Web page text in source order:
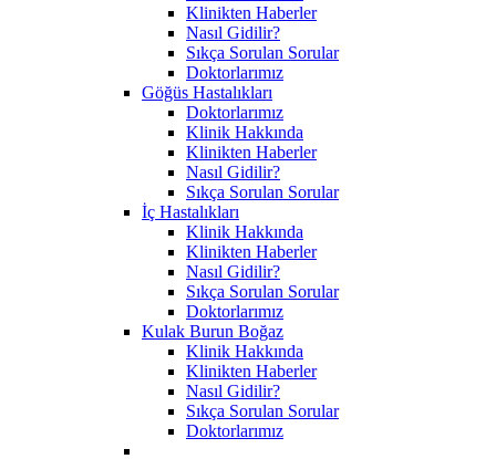
Klinikten Haberler
Nasıl Gidilir?
Sıkça Sorulan Sorular
Doktorlarımız
Göğüs Hastalıkları
Doktorlarımız
Klinik Hakkında
Klinikten Haberler
Nasıl Gidilir?
Sıkça Sorulan Sorular
İç Hastalıkları
Klinik Hakkında
Klinikten Haberler
Nasıl Gidilir?
Sıkça Sorulan Sorular
Doktorlarımız
Kulak Burun Boğaz
Klinik Hakkında
Klinikten Haberler
Nasıl Gidilir?
Sıkça Sorulan Sorular
Doktorlarımız